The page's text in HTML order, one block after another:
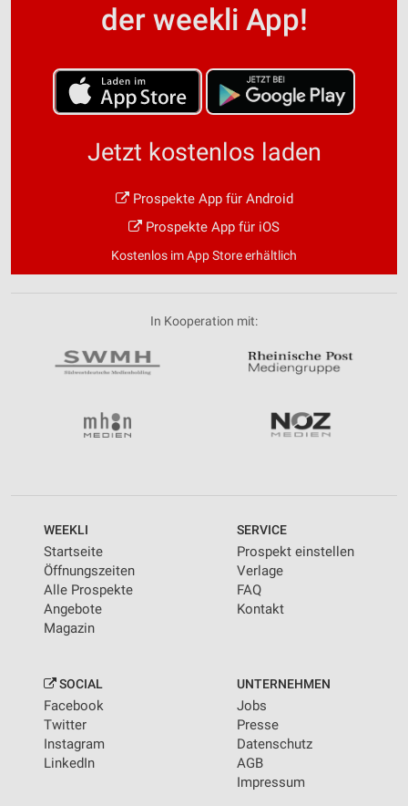
der weekli App!
Jetzt kostenlos laden
Prospekte App für Android
Prospekte App für iOS
Kostenlos im App Store erhältlich
In Kooperation mit:
WEEKLI
Startseite
Öffnungszeiten
Alle Prospekte
Angebote
Magazin
SERVICE
Prospekt einstellen
Verlage
FAQ
Kontakt
SOCIAL
Facebook
Twitter
Instagram
LinkedIn
UNTERNEHMEN
Jobs
Presse
Datenschutz
AGB
Impressum